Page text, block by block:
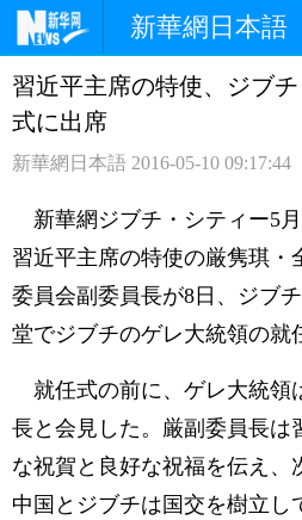
新華網日本語
ホームページ 政治
観光 評論
中日対訳
習近平主席の特使、ジブ
式に出席
新華網日本語 2016-05-10 09:17:44
新華網ジブチ・シティー5
習近平主席の特使の厳隽琪・
委員会副委員長が8日、ジブ
堂でジブチのゲレ大統領の就
就任式の前に、ゲレ大統領
長と会見した。厳副委員長は
な祝賀と良好な祝福を伝え、
中国とジブチは国交を樹立し